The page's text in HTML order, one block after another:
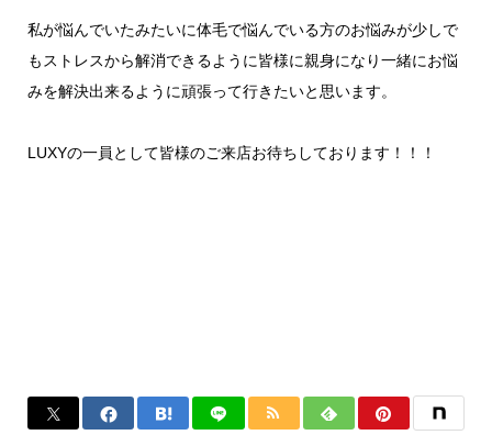
私が悩んでいたみたいに体毛で悩んでいる方のお悩みが少しで
もストレスから解消できるように皆様に親身になり一緒にお悩
みを解決出来るように頑張って行きたいと思います。
LUXYの一員として皆様のご来店お待ちしております！！！